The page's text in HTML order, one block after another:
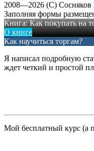
2008—2026 (C) Сосняков
Заполняя формы
Книга: Как покупать на
О книге
Как научиться торгам?
Я написал подробную
ждет четкий и простой
Мой бесплатный курс (а